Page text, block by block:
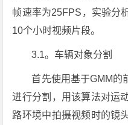
帧速率为25FPS，实验分
10个小时视频片段。
3.1。车辆对象分割
首先使用基于GMM的
进行分割，用该算法对运
路环境中拍摄视频时的镜